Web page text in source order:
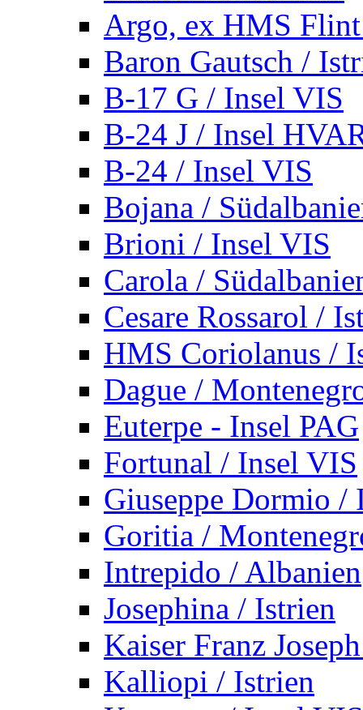
Argo, ex HMS
Baron Gautsch /
B-17 G / Insel VIS
B-24 J / Insel
B-24 / Insel VIS
Bojana /
Brioni / Insel VIS
Carola /
Cesare Rossarol /
HMS Coriolanus /
Dague /
Euterpe - Insel PAG
Fortunal / Insel VIS
Giuseppe Dormio /
Goritia /
Intrepido / Albanien
Josephina / Istrien
Kaiser Franz
Kalliopi / Istrien